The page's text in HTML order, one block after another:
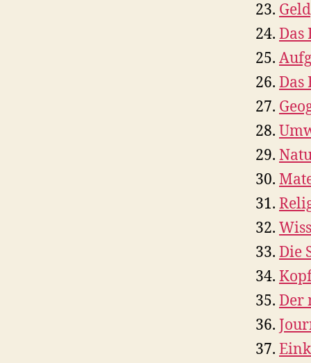
Das
Das
Die
Der